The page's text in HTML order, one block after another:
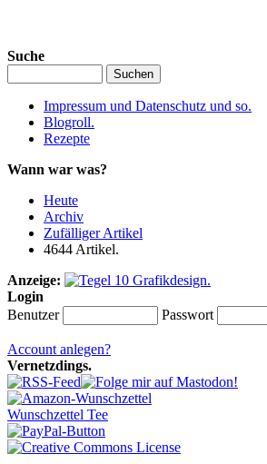
Suche
Impressum und Datenschutz und so.
Blogroll.
Rezepte
Wann war was?
Heute
Archiv
Zufälliger Artikel
4644 Artikel.
Anzeige:
Login
Benutzer
Passwort
Account anlegen?
Vernetzdings.
Wunschzettel Tee